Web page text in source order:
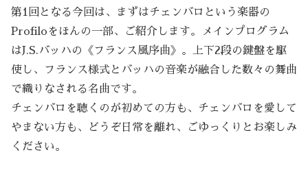
第1回となる今回は、まずはチェンバロという楽器の
Profiloをほんの一部、ご紹介します。メインプログラム
はJ.S.バッハの《フランス風序曲》。上下2段の鍵盤を駆
使し、フランス様式とバッハの音楽が融合した数々の舞曲
で織りなされる名曲です。
チェンバロを聴くのが初めての方も、チェンバロを愛して
やまない方も、どうぞ日常を離れ、ごゆっくりとお楽しみ
ください。